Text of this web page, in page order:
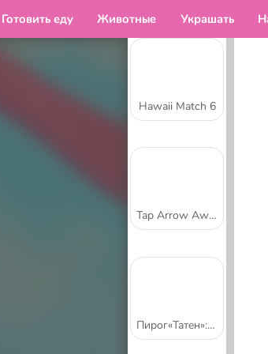
Готовить еду Животные Украшать
Hawaii Match 6
Tap Arrow Away
Пирог«Татен»: Кухня Сары